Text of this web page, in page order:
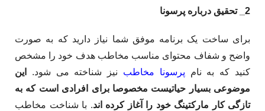
2_ تحقیق درباره پرسونا
برای ساخت یک برنامه موفق شما نیاز دارید که به صورت
واضح و شفاف محتوای مناسب مخاطب هدف خود را مشخص
کنید که به نام پرسونا مخاطب نیز شناخته می شود.
این
موضوعی بسیار حیاتیست مخصوصا برای افرادی است که به
تازگی کار مارکتینگ خود را آغاز کرده اند. با شناخت مخاطب